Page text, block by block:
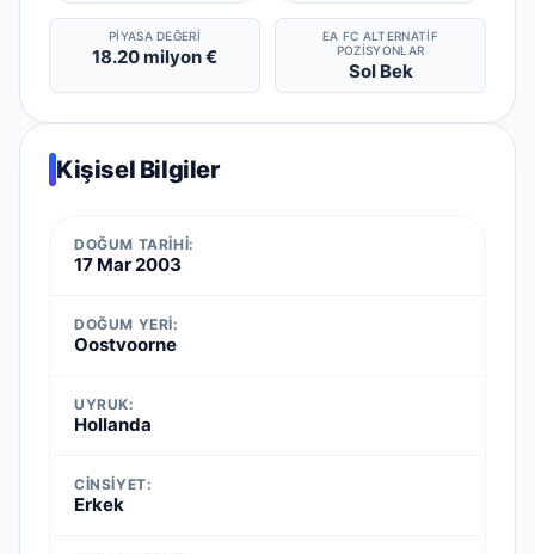
PIYASA DEĞERI
18.20 milyon €
EA FC ALTERNATIF
POZISYONLAR
Sol Bek
Kişisel Bilgiler
DOĞUM TARIHI:
17 Mar 2003
DOĞUM YERI:
Oostvoorne
UYRUK:
Hollanda
CINSIYET:
Erkek